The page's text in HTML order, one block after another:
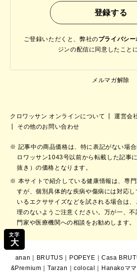
文字
大
ご登録いただくと、弊社のプライバシ
ジンの配信に同意したこと
メルマガ解除
クロワッサン オンラインについて 運営会
その他のお問い合わせ
記事中の商品価格は、特に表記がない場
ロワッサン1043号以前から転載した記事
抜き）の価格となります。
本サイトで紹介している健康情報は、専
すが、個別具体的な疾病や傷病には対応
いるエクササイズなどを試される場合は
理のないようご注意ください。万が一、
門家や医療機関への相談をお勧めします。
anan ｜ BRUTUS ｜ POPEYE ｜Casa
&Premium ｜Tarzan ｜colocal ｜ Hanakoママ